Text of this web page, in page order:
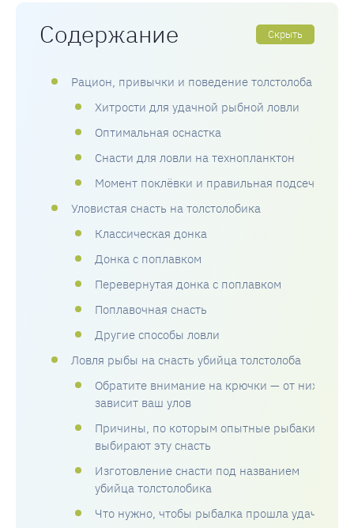
Содержание Скрыть
Рацион, привычки и поведение толстолоба
Хитрости для удачной рыбной ловли
Оптимальная оснастка
Снасти для ловли на технопланктон
Момент поклёвки и правильная подсечка
Уловистая снасть на толстолобика
Классическая донка
Донка с поплавком
Перевернутая донка с поплавком
Поплавочная снасть
Другие способы ловли
Ловля рыбы на снасть убийца толстолоба
Обратите внимание на крючки — от них
зависит ваш улов
Причины, по которым опытные рыбаки
выбирают эту снасть
Изготовление снасти под названием
убийца толстолобика
Что нужно, чтобы рыбалка прошла удачно